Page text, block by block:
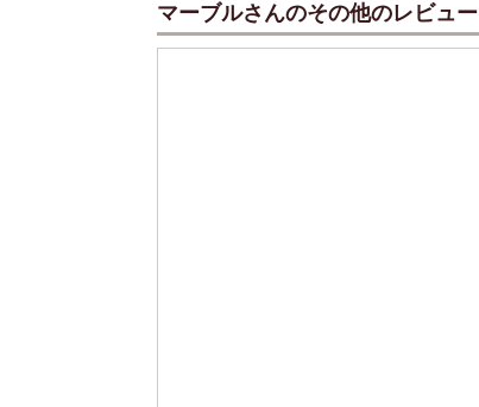
マーブルさんのその他のレビュー